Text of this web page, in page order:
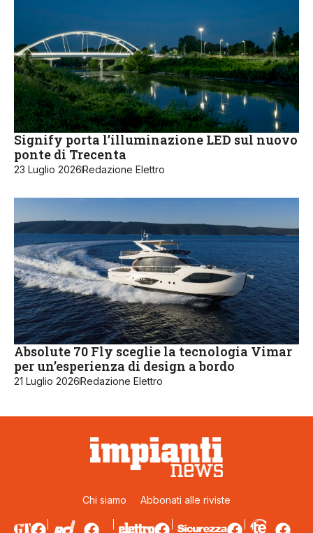
Signify porta l’illuminazione LED sul nuovo
ponte di Trecenta
23 Luglio 2026Redazione Elettro
Absolute 70 Fly sceglie la tecnologia Vimar
per un’esperienza di design a bordo
21 Luglio 2026Redazione Elettro
Chi siamo Abbonati alle riviste